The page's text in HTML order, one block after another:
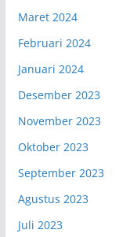
Maret 2024
Februari 2024
Januari 2024
Desember 2023
November 2023
Oktober 2023
September 2023
Agustus 2023
Juli 2023